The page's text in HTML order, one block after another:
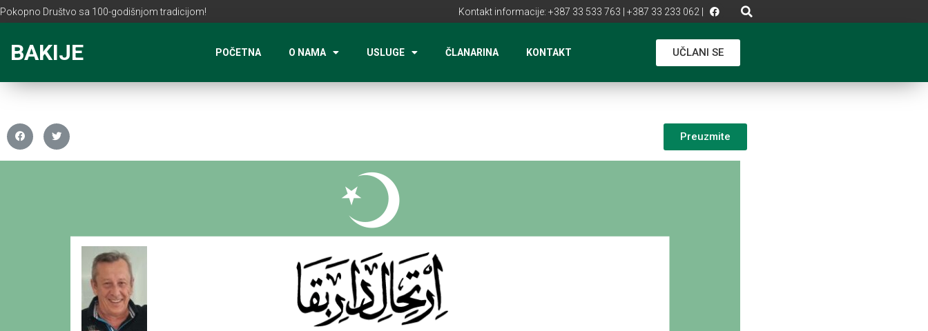
Pokopno Društvo sa 100-godišnjom tradicijom! Kontakt informacije: +387 33 533 763 | +387 33 233 062 |
BAKIJE POČETNA O NAMA USLUGE ČLANARINA KONTAKT UČLANI SE
Preuzmite